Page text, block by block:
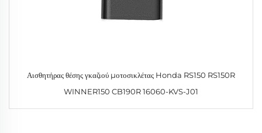
Αισθητήρας θέσης γκαζιού μοτοσικλέτας Honda RS150 RS150R
WINNER150 CB190R 16060-KVS-J01